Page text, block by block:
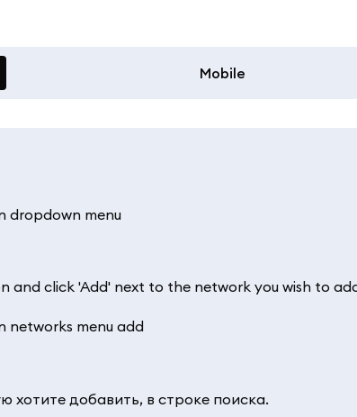
Mobile
and click 'Add' next to the network you wish to
хотите добавить, в строке поиска.